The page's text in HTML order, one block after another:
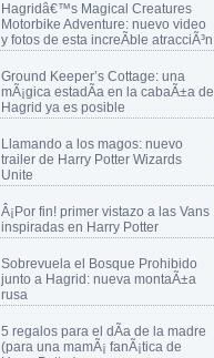
Hagridâ€™s Magical Creatures
Motorbike Adventure: nuevo video
y fotos de esta increÃ­ble atracciÃ³n
Ground Keeper’s Cottage: una
mÃ¡gica estadÃ­a en la cabaÃ±a de
Hagrid ya es posible
Llamando a los magos: nuevo
trailer de Harry Potter Wizards
Unite
Â¡Por fin! primer vistazo a las Vans
inspiradas en Harry Potter
Sobrevuela el Bosque Prohibido
junto a Hagrid: nueva montaÃ±a
rusa
5 regalos para el dÃ­a de la madre
(para una mamÃ¡ fanÃ¡tica de